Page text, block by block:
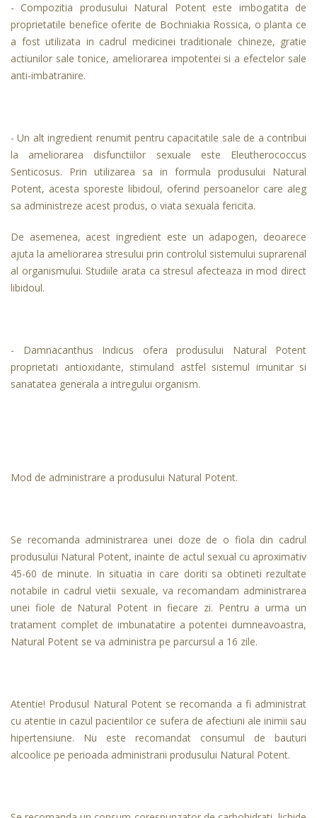
- Compozitia produsului Natural Potent este imbogatita de
proprietatile benefice oferite de Bochniakia Rossica, o planta ce
a fost utilizata in cadrul medicinei traditionale chineze, gratie
actiunilor sale tonice, ameliorarea impotentei si a efectelor sale
anti-imbatranire.
- Un alt ingredient renumit pentru capacitatile sale de a contribui
la ameliorarea disfunctiilor sexuale este Eleutherococcus
Senticosus. Prin utilizarea sa in formula produsului Natural
Potent, acesta sporeste libidoul, oferind persoanelor care aleg
sa administreze acest produs, o viata sexuala fericita.
De asemenea, acest ingredient este un adapogen, deoarece
ajuta la ameliorarea stresului prin controlul sistemului suprarenal
al organismului. Studiile arata ca stresul afecteaza in mod direct
libidoul.
- Damnacanthus Indicus ofera produsului Natural Potent
proprietati antioxidante, stimuland astfel sistemul imunitar si
sanatatea generala a intregului organism.
Mod de administrare a produsului Natural Potent.
Se recomanda administrarea unei doze de o fiola din cadrul
produsului Natural Potent, inainte de actul sexual cu aproximativ
45-60 de minute. In situatia in care doriti sa obtineti rezultate
notabile in cadrul vietii sexuale, va recomandam administrarea
unei fiole de Natural Potent in fiecare zi. Pentru a urma un
tratament complet de imbunatatire a potentei dumneavoastra,
Natural Potent se va administra pe parcursul a 16 zile.
Atentie! Produsul Natural Potent se recomanda a fi administrat
cu atentie in cazul pacientilor ce sufera de afectiuni ale inimii sau
hipertensiune. Nu este recomandat consumul de bauturi
alcoolice pe perioada administrarii produsului Natural Potent.